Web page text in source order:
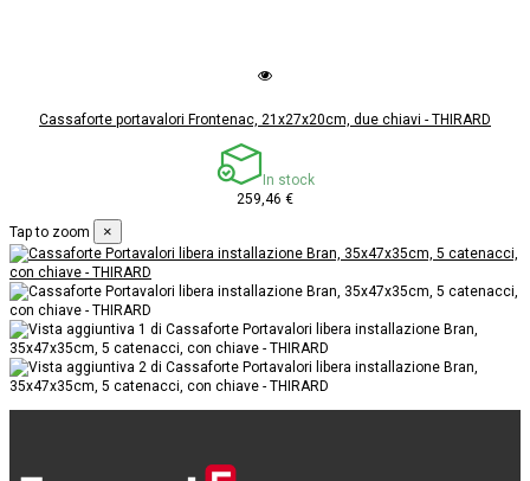
Cassaforte portavalori Frontenac, 21x27x20cm, due chiavi - THIRARD
In stock
259,46 €
Tap to zoom
×